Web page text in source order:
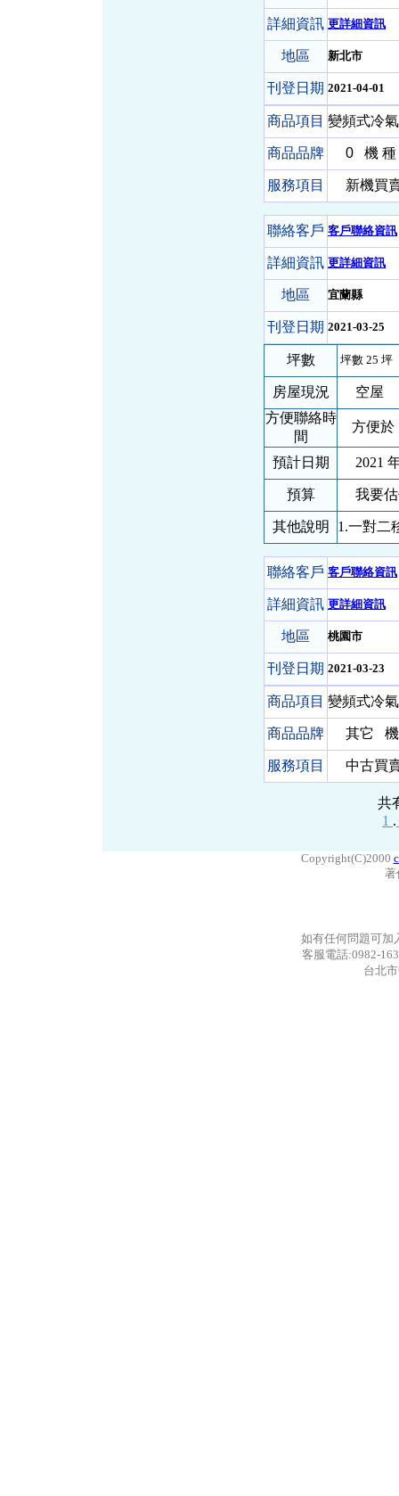
詳細資訊 更詳細資訊
地區 新北市
刊登日期 2021-04-01
商品項目 變頻式冷
商品品牌 0 機
服務項目 新機買賣
聯絡客戶 客戶聯絡資訊
詳細資訊 更詳細資訊
地區 宜蘭縣
刊登日期 2021-03-25
坪數 坪數 25 坪
房屋現況
空屋
方便聯絡時
間
方便於
預計日期 2021
預算 我要估
其他說明 1.一對二
聯絡客戶 客戶聯絡資訊
詳細資訊 更詳細資訊
地區 桃園市
刊登日期 2021-03-23
商品項目 變頻式冷
商品品牌 其它
服務項目 中古買賣
共
1 .
Copyright(C)2000
如有任何問題可加
客服電話:0982-
台北